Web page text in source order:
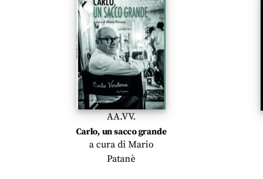
AA.VV.
Carlo, un sacco grande
a cura di Mario
Patanè